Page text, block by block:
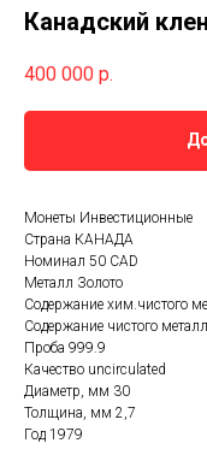
Канадский
400 000 р.
Монеты Инвестиционные
Страна КАНАДА
Номинал 50 CAD
Металл Золото
Содержание хим.чистого
Содержание чистого
Проба 999.9
Качество uncirculated
Диаметр, мм 30
Толщина, мм 2,7
Год 1979